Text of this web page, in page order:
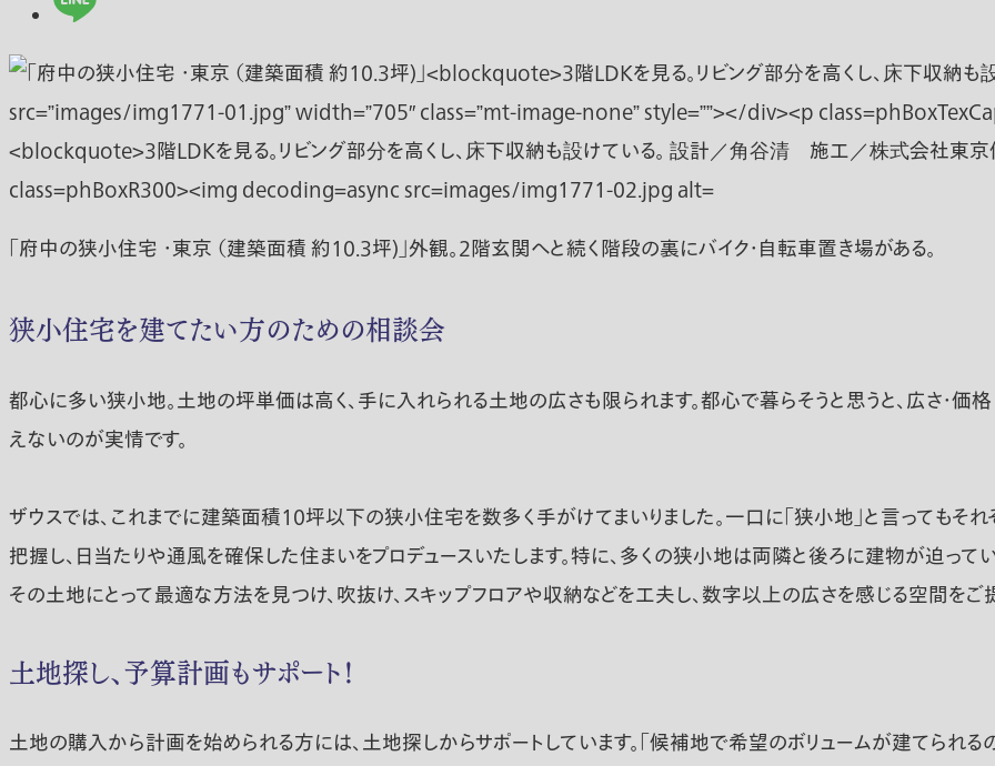
「府中の狭小住宅 ・東京 （建築面積 約10.3坪)」外観。2階玄関へと続く階段の裏にバイク・自転車置き場がある。
狭小住宅を建てたい方のための相談会
都心に多い狭小地。土地の坪単価は高く、手に入れられる土地の広さも限られます。都心で暮らそうと思うと、広さ・
えないのが実情です。
ザウスでは、これまでに建築面積10坪以下の狭小住宅を数多く手がけてまいりました。一口に「狭小地」と言ってもそ
把握し、日当たりや通風を確保した住まいをプロデュースいたします。特に、多くの狭小地は両隣と後ろに建物が迫って
その土地にとって最適な方法を見つけ、吹抜け、スキップフロアや収納などを工夫し、数字以上の広さを感じる空間をご
土地探し、予算計画もサポート！
土地の購入から計画を始められる方には、土地探しからサポートしています。「候補地で希望のボリュームが建てられる